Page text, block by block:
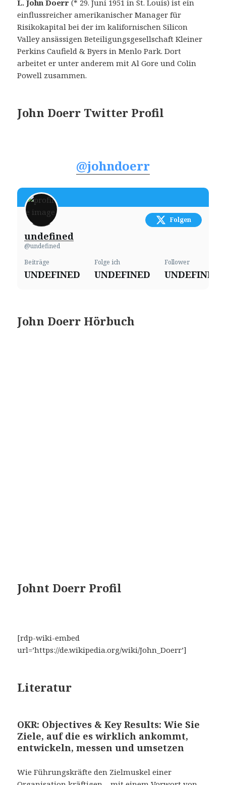
L. John Doerr (* 29. Juni 1951 in St. Louis) ist ein
einflussreicher amerikanischer Manager für
Risikokapital bei der im kalifornischen Silicon
Valley ansässigen Beteiligungsgesellschaft Kleiner
Perkins Caufield & Byers in Menlo Park. Dort
arbeitet er unter anderem mit Al Gore und Colin
Powell zusammen.
John Doerr Twitter Profil
@johndoerr
undefined
@undefined
Folgen
Beiträge
UNDEFINED
Folge ich
UNDEFINED
Follower
UNDEFINED
John Doerr Hörbuch
Johnt Doerr Profil
[rdp-wiki-embed
url=’https://de.wikipedia.org/wiki/John_Doerr’]
Literatur
OKR: Objectives & Key Results: Wie Sie
Ziele, auf die es wirklich ankommt,
entwickeln, messen und umsetzen
Wie Führungskräfte den Zielmuskel einer